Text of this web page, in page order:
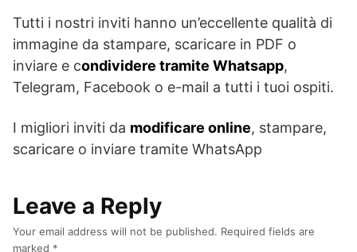
Tutti i nostri inviti hanno un’eccellente qualità di
immagine da stampare, scaricare in PDF o
inviare e condividere tramite Whatsapp,
Telegram, Facebook o e-mail a tutti i tuoi ospiti.
I migliori inviti da modificare online, stampare,
scaricare o inviare tramite WhatsApp
Leave a Reply
Your email address will not be published. Required fields are
marked *